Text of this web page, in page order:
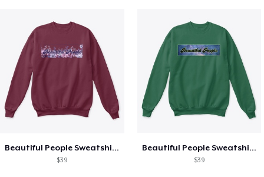
Beautiful People Sweatshirt Purple
$39
Beautiful People Sweatshirt Neon
$39